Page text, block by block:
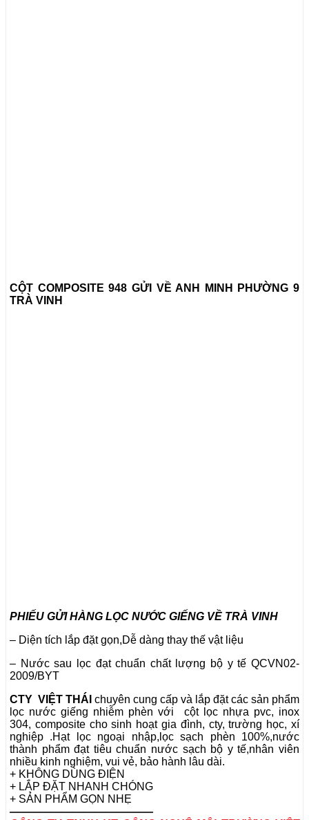
CỘT COMPOSITE 948 GỬI VỀ ANH MINH PHƯỜNG 9
TRÀ VINH
PHIẾU GỬI HÀNG LỌC NƯỚC GIẾNG VỀ TRÀ VINH
– Diện tích lắp đặt gọn,Dễ dàng thay thế vật liệu
– Nước sau lọc đạt chuẩn chất lượng bộ y tế QCVN02-
2009/BYT
CTY VIỆT THÁI chuyên cung cấp và lắp đặt các sản phẩm
lọc nước giếng nhiễm phèn với cột lọc nhựa pvc, inox
304, composite cho sinh hoạt gia đình, cty, trường học, xí
nghiệp .Hạt lọc ngoại nhập,lọc sạch phèn 100%,nước
thành phẩm đạt tiêu chuẩn nước sạch bộ y tế,nhân viên
nhiều kinh nghiệm, vui vẻ, bảo hành lâu dài.
+ KHÔNG DÙNG ĐIỆN
+ LẮP ĐẶT NHANH CHÓNG
+ SẢN PHẨM GỌN NHẸ
—————————————